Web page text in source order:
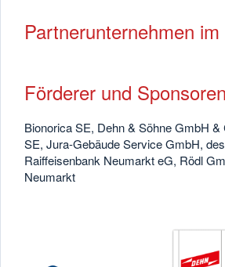
Partnerunternehmen
Förderer und
Bionorica SE, Dehn & Söhne GmbH
SE, Jura-Gebäude Service GmbH,
Raiffeisenbank Neumarkt eG, Rödl
Neumarkt